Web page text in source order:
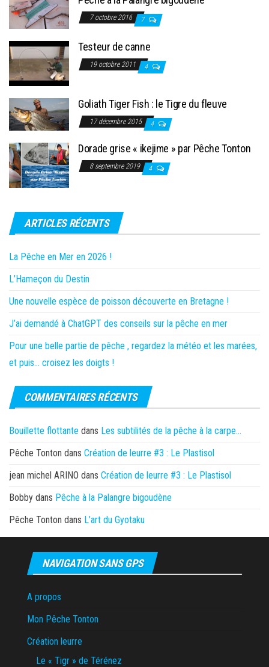
7 octobre 2016 7
Testeur de canne
19 octobre 2011 4
Goliath Tiger Fish : le Tigre du fleuve
17 décembre 2015 4
Dorade grise « ikejime » par Pêche Tonton
8 septembre 2019 4
ARTICLES RÉCENTS
La Pêche en Mer en 2026 !
L’Hameçon du Destin
Une nouvelle espèce de poisson découverte en Bretagne !
J’ai demandé à ChatGPT des conseils sur la pêche en mer
Pour une belle partie de pêche , regardez la météo et les marées,
et puis… croisez les doigts !
COMMENTAIRES RÉCENTS
Bouillette flottante dans Les subtilités de la pêche à la carpe…
Pêche Tonton dans Création de leurre #3 : Le Plastisol
jean michel ARINO dans Création de leurre #3 : Le Plastisol
Bobby dans Pêche à la Palangre bigoudène
Pêche Tonton dans L’art du Gyotaku
NAVIGATION SANS GPS
A propos
Mon Pêche Tonton
Création leurre
Le « Tigr » de Térénez